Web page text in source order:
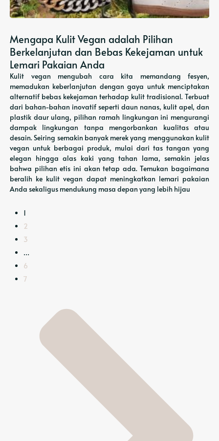
Mengapa Kulit Vegan adalah Pilihan
Berkelanjutan dan Bebas Kekejaman untuk
Lemari Pakaian Anda
Kulit vegan mengubah cara kita memandang fesyen,
memadukan keberlanjutan dengan gaya untuk menciptakan
alternatif bebas kekejaman terhadap kulit tradisional. Terbuat
dari bahan-bahan inovatif seperti daun nanas, kulit apel, dan
plastik daur ulang, pilihan ramah lingkungan ini mengurangi
dampak lingkungan tanpa mengorbankan kualitas atau
desain. Seiring semakin banyak merek yang menggunakan kulit
vegan untuk berbagai produk, mulai dari tas tangan yang
elegan hingga alas kaki yang tahan lama, semakin jelas
bahwa pilihan etis ini akan tetap ada. Temukan bagaimana
beralih ke kulit vegan dapat meningkatkan lemari pakaian
Anda sekaligus mendukung masa depan yang lebih hijau
1
2
3
…
6
7